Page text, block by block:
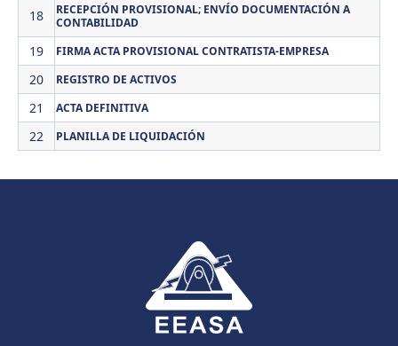
18
RECEPCIÓN PROVISIONAL; ENVÍO DOCUMENTACIÓN A
CONTABILIDAD
19 FIRMA ACTA PROVISIONAL CONTRATISTA-EMPRESA
20 REGISTRO DE ACTIVOS
21 ACTA DEFINITIVA
22 PLANILLA DE LIQUIDACIÓN